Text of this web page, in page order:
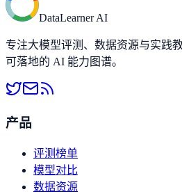
DataLearner AI
专注大模型评测、数据资源与实践
可落地的 AI 能力图谱。
产品
评测榜单
模型对比
数据资源